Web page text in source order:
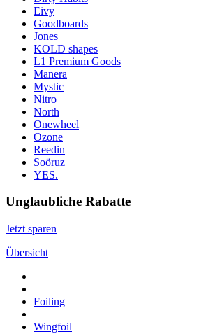
Eivy
Goodboards
Jones
KOLD shapes
L1 Premium Goods
Manera
Mystic
Nitro
North
Onewheel
Ozone
Reedin
Soöruz
YES.
Unglaubliche Rabatte
Jetzt sparen
Übersicht
Foiling
Wingfoil